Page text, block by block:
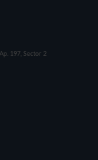
197, Sector 2